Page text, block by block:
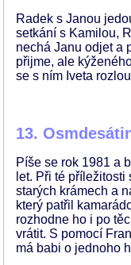
Radek s Janou
setkání s Kamilou,
nechá Janu odjet a
přijme, ale
se s ním Iveta
13.
Píše se rok 1981 a
let. Při té
starých krámech a
který patřil
rozhodne ho i po
vrátit. S pomocí
má babi o jednoho